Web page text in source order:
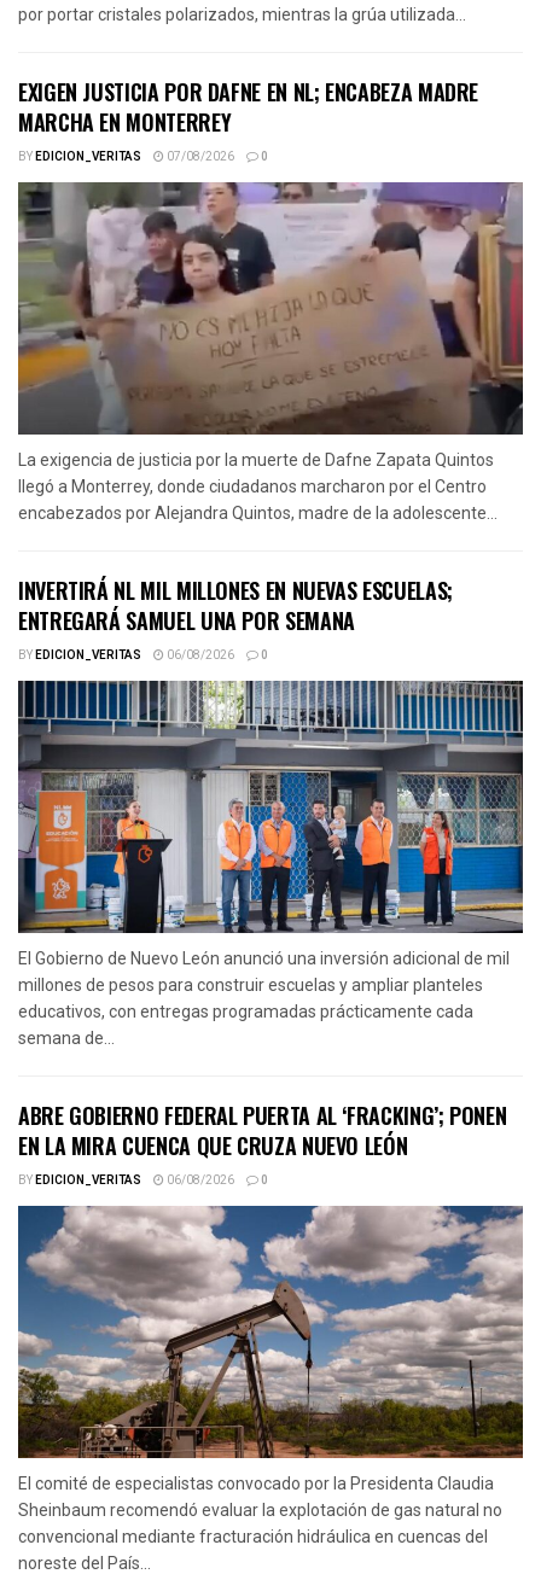
por portar cristales polarizados, mientras la grúa utilizada...
EXIGEN JUSTICIA POR DAFNE EN NL; ENCABEZA MADRE
MARCHA EN MONTERREY
BYEDICION_VERITAS 07/08/2026 0
La exigencia de justicia por la muerte de Dafne Zapata Quintos
llegó a Monterrey, donde ciudadanos marcharon por el Centro
encabezados por Alejandra Quintos, madre de la adolescente...
INVERTIRÁ NL MIL MILLONES EN NUEVAS ESCUELAS;
ENTREGARÁ SAMUEL UNA POR SEMANA
BYEDICION_VERITAS 06/08/2026 0
El Gobierno de Nuevo León anunció una inversión adicional de mil
millones de pesos para construir escuelas y ampliar planteles
educativos, con entregas programadas prácticamente cada
semana de...
ABRE GOBIERNO FEDERAL PUERTA AL ‘FRACKING’; PONEN
EN LA MIRA CUENCA QUE CRUZA NUEVO LEÓN
BYEDICION_VERITAS 06/08/2026 0
El comité de especialistas convocado por la Presidenta Claudia
Sheinbaum recomendó evaluar la explotación de gas natural no
convencional mediante fracturación hidráulica en cuencas del
noreste del País...